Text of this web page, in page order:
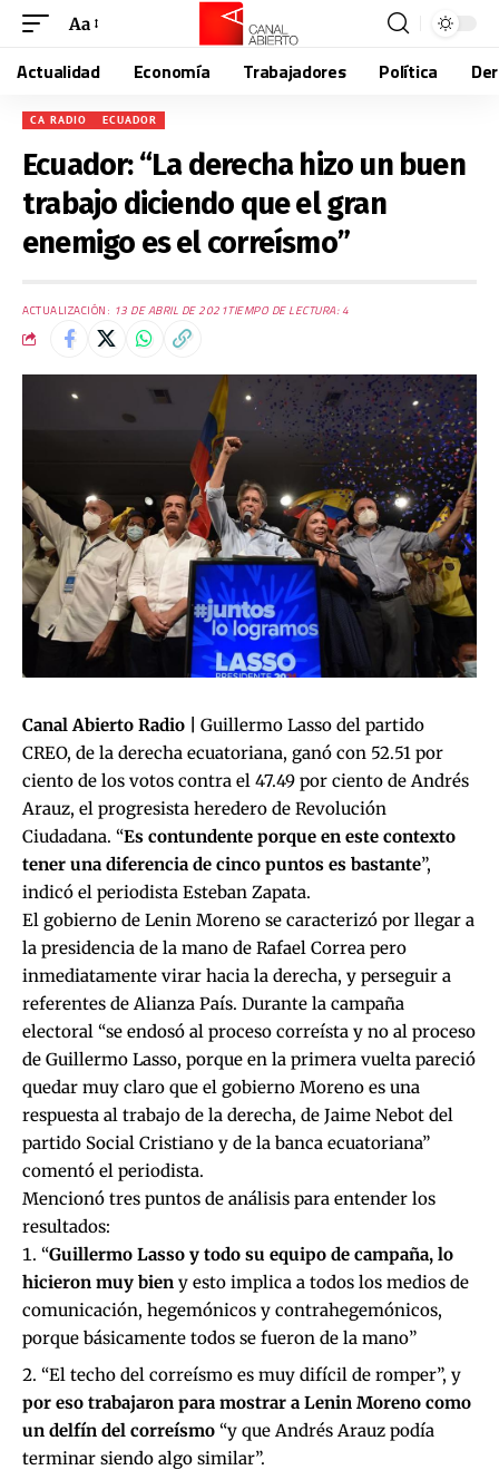
Aa
Actualidad Economía Trabajadores Política
CA RADIO ECUADOR
Ecuador: “La derecha hizo un buen
trabajo diciendo que el gran
enemigo es el correísmo”
ACTUALIZACIÓN: 13 DE ABRIL DE 2021TIEMPO DE LECTURA: 4
Canal Abierto Radio |
Guillermo Lasso del partido
CREO, de la derecha ecuatoriana, ganó con 52.51 por
ciento de los votos contra el 47.49 por ciento de Andrés
Arauz, el progresista heredero de Revolución
Ciudadana. “Es contundente porque en este contexto
tener una diferencia de cinco puntos es bastante”,
indicó el periodista Esteban Zapata.
El gobierno de Lenin Moreno se caracterizó por llegar a
la presidencia de la mano de Rafael Correa pero
inmediatamente virar hacia la derecha, y perseguir a
referentes de Alianza País. Durante la campaña
electoral “se endosó al proceso correísta y no al proceso
de Guillermo Lasso, porque en la primera vuelta pareció
quedar muy claro que el gobierno Moreno es una
respuesta al trabajo de la derecha, de Jaime Nebot del
partido Social Cristiano y de la banca ecuatoriana”
comentó el periodista.
Mencionó tres puntos de análisis para entender los
resultados:
“Guillermo Lasso y todo su equipo de campaña, lo
hicieron muy bien y esto implica a todos los medios de
comunicación, hegemónicos y contrahegemónicos,
porque básicamente todos se fueron de la mano”
“El techo del correísmo es muy difícil de romper”, y
por eso trabajaron para mostrar a Lenin Moreno como
un delfín del correísmo “y que Andrés Arauz podía
terminar siendo algo similar”.